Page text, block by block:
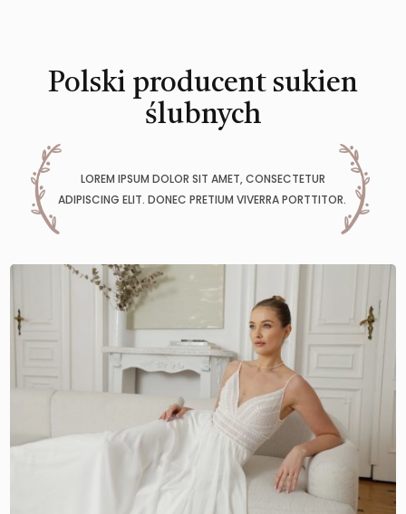
Polski producent sukien
ślubnych
LOREM IPSUM DOLOR SIT AMET, CONSECTETUR
ADIPISCING ELIT. DONEC PRETIUM VIVERRA PORTTITOR.